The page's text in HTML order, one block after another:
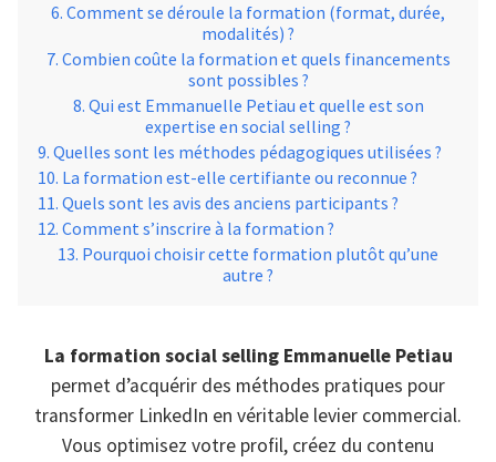
Comment se déroule la formation (format, durée,
modalités) ?
Combien coûte la formation et quels financements
sont possibles ?
Qui est Emmanuelle Petiau et quelle est son
expertise en social selling ?
Quelles sont les méthodes pédagogiques utilisées ?
La formation est-elle certifiante ou reconnue ?
Quels sont les avis des anciens participants ?
Comment s’inscrire à la formation ?
Pourquoi choisir cette formation plutôt qu’une
autre ?
La formation social selling Emmanuelle Petiau
permet d’acquérir des méthodes pratiques pour
transformer LinkedIn en véritable levier commercial.
Vous optimisez votre profil, créez du contenu